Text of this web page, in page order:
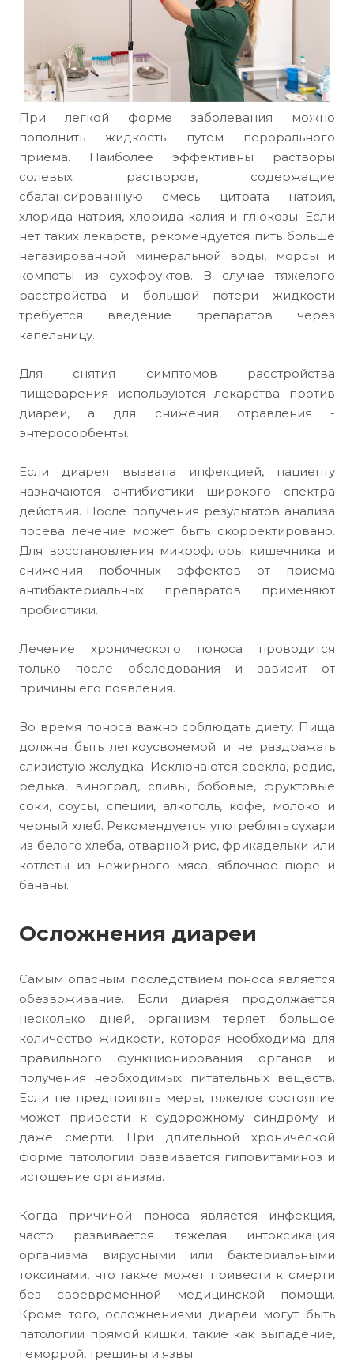
При легкой форме заболевания можно
пополнить жидкость путем перорального
приема. Наиболее эффективны растворы
солевых растворов, содержащие
сбалансированную смесь цитрата натрия,
хлорида натрия, хлорида калия и глюкозы. Если
нет таких лекарств, рекомендуется пить больше
негазированной минеральной воды, морсы и
компоты из сухофруктов. В случае тяжелого
расстройства и большой потери жидкости
требуется введение препаратов через
капельницу.
Для снятия симптомов расстройства
пищеварения используются лекарства против
диареи, а для снижения отравления -
энтеросорбенты.
Если диарея вызвана инфекцией, пациенту
назначаются антибиотики широкого спектра
действия. После получения результатов анализа
посева лечение может быть скорректировано.
Для восстановления микрофлоры кишечника и
снижения побочных эффектов от приема
антибактериальных препаратов применяют
пробиотики.
Лечение хронического поноса проводится
только после обследования и зависит от
причины его появления.
Во время поноса важно соблюдать диету. Пища
должна быть легкоусвояемой и не раздражать
слизистую желудка. Исключаются свекла, редис,
редька, виноград, сливы, бобовые, фруктовые
соки, соусы, специи, алкоголь, кофе, молоко и
черный хлеб. Рекомендуется употреблять сухари
из белого хлеба, отварной рис, фрикадельки или
котлеты из нежирного мяса, яблочное пюре и
бананы.
Осложнения диареи
Самым опасным последствием поноса является
обезвоживание. Если диарея продолжается
несколько дней, организм теряет большое
количество жидкости, которая необходима для
правильного функционирования органов и
получения необходимых питательных веществ.
Если не предпринять меры, тяжелое состояние
может привести к судорожному синдрому и
даже смерти. При длительной хронической
форме патологии развивается гиповитаминоз и
истощение организма.
Когда причиной поноса является инфекция,
часто развивается тяжелая интоксикация
организма вирусными или бактериальными
токсинами, что также может привести к смерти
без своевременной медицинской помощи.
Кроме того, осложнениями диареи могут быть
патологии прямой кишки, такие как выпадение,
геморрой, трещины и язвы.